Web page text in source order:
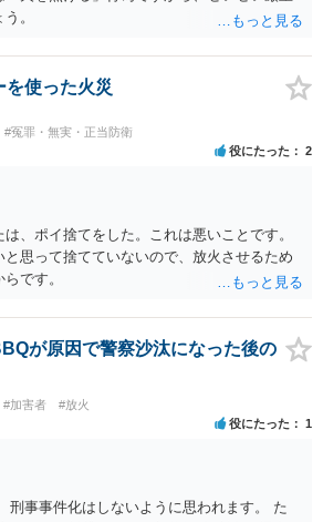
。
を使った火災
#冤罪・無実・正当防衛
役にたった 2
、ポイ捨てをした。これは悪いことです。
と思って捨てていないので、放火させるため
です。
が原因で警察沙汰になった後の
#加害者 #放火
役にたった 1
刑事事件化はしないように思われます。 た